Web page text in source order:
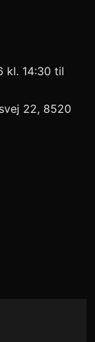
kl. 14:30 til
22, 8520